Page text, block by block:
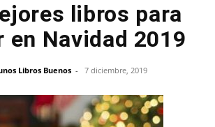
libros para
en Navidad 2019
Libros Buenos - 7 diciembre, 2019